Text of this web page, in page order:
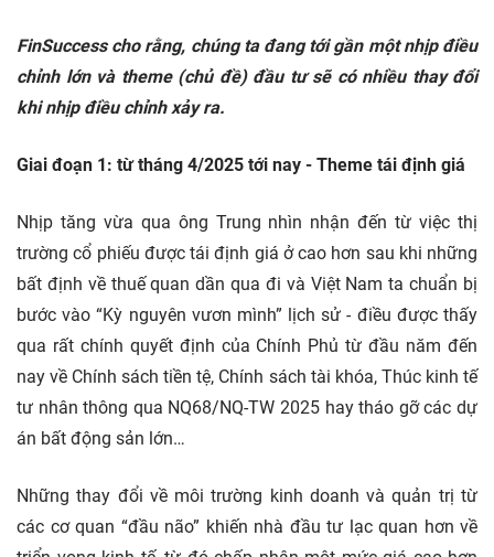
FinSuccess cho rằng, chúng ta đang tới gần một nhịp điều
chỉnh lớn và theme (chủ đề) đầu tư sẽ có nhiều thay đổi
khi nhịp điều chỉnh xảy ra.
Giai đoạn 1: từ tháng 4/2025 tới nay - Theme tái định giá
Nhịp tăng vừa qua ông Trung nhìn nhận đến từ việc thị
trường cổ phiếu được tái định giá ở cao hơn sau khi những
bất định về thuế quan dần qua đi và Việt Nam ta chuẩn bị
bước vào “Kỳ nguyên vươn mình” lịch sử - điều được thấy
qua rất chính quyết định của Chính Phủ từ đầu năm đến
nay về Chính sách tiền tệ, Chính sách tài khóa, Thúc kinh tế
tư nhân thông qua NQ68/NQ-TW 2025 hay tháo gỡ các dự
án bất động sản lớn…
Những thay đổi về môi trường kinh doanh và quản trị từ
các cơ quan “đầu não” khiến nhà đầu tư lạc quan hơn về